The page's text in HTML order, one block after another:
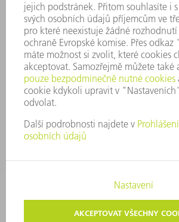
SYSTÉM UPOZORŇOVAČŮ
SECURITY
TISKOVÉ ZPRÁVY
MAGAZÍN
UDRŽITELNOST
ŽIVOTNÍ PROSTŘEDÍ & KLIMA
SOCIÁLNÍ TÉMA & SPOLEČNOST
VEDENÍ FIRMY
OCHRANA DAT
AUTORSKÉ A ZNÁMKOVÉ
VOP TRUMPF PRAHA
NASTAVENÍ